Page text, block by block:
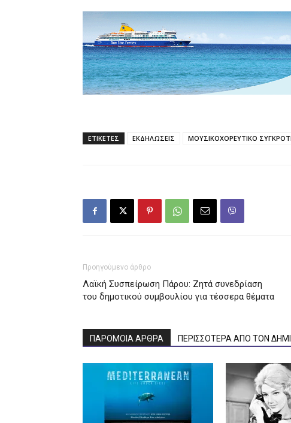
ΕΤΙΚΕΤΕΣ ΕΚΔΗΛΩΣΕΙΣ ΜΟΥΣΙΚΟΧΟΡΕΥΤΙΚΟ
Προηγούμενο άρθρο
Λαϊκή Συσπείρωση Πάρου: Ζητά συνεδρίαση
του δημοτικού συμβουλίου για τέσσερα θέματα
ΠΑΡΟΜΟΙΑ ΑΡΘΡΑ ΠΕΡΙΣΣΟΤΕΡΑ ΑΠΟ ΤΟΝ